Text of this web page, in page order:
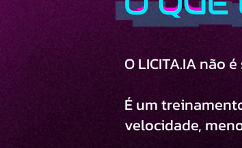
O LICITA.IA não
É um
velocidade,